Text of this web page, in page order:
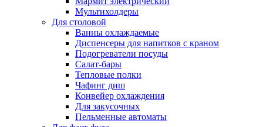
Мультихолдеры
Для столовой
Ванны охлаждаемые
Диспенсеры для напитков с краном
Подогреватели посуды
Салат-бары
Тепловые полки
Чафинг диш
Конвейер охлаждения
Для закусочных
Пельменные автоматы